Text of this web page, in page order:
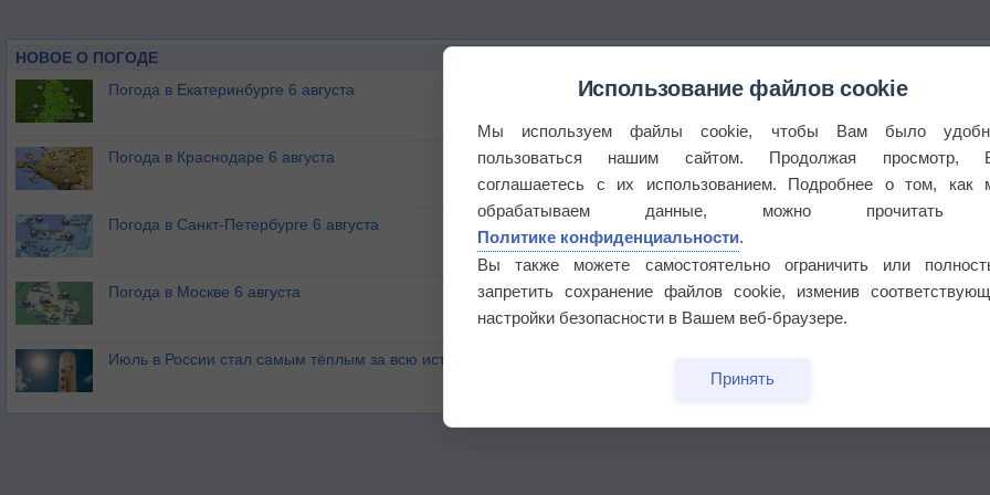
НОВОЕ О ПОГОДЕ
Погода в Екатеринбурге 6 августа
Погода в Краснодаре 6 августа
Погода в Санкт-Петербурге 6 августа
Погода в Москве 6 августа
Июль в России стал самым тёплым за всю историю
Использование файлов cookie
Мы используем файлы cookie, чтобы Вам было
пользоваться нашим сайтом. Продолжая просмотр,
соглашаетесь с их использованием. Подробнее о том, как
обрабатываем данные, можно прочитать
Политике конфиденциальности.
Вы также можете самостоятельно ограничить или
запретить сохранение файлов cookie, изменив
настройки безопасности в Вашем веб-браузере.
Принять